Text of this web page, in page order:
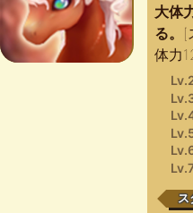
大体
る。 [
体力
ス